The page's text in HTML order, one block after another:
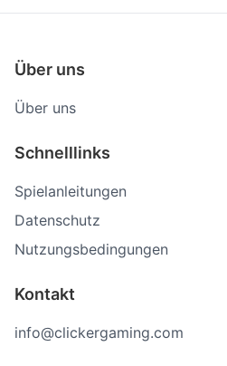
Über uns
Über uns
Schnelllinks
Spielanleitungen
Datenschutz
Nutzungsbedingungen
Kontakt
info@clickergaming.com